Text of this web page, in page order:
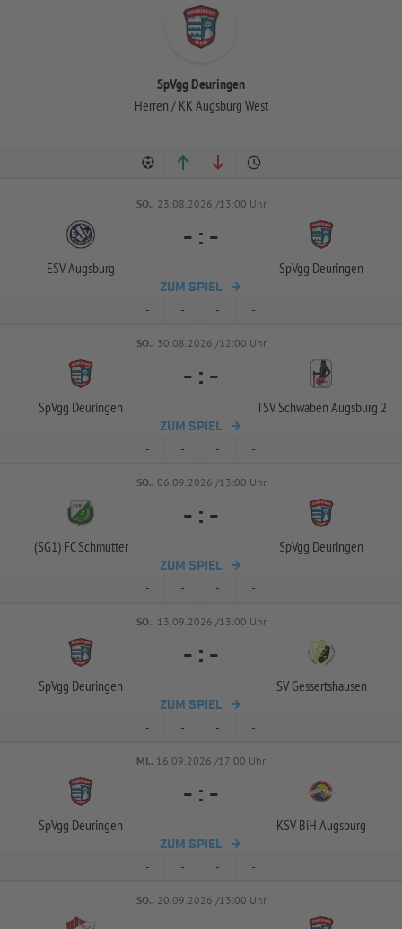
SpVgg Deuringen
Herren / KK Augsburg West
SO.. 23.08.2026 /13:00 Uhr
ESV Augsburg
- : -
SpVgg Deuringen
ZUM SPIEL
- - - -
SO.. 30.08.2026 /12:00 Uhr
SpVgg Deuringen
- : -
TSV Schwaben Augsburg 2
ZUM SPIEL
- - - -
SO.. 06.09.2026 /13:00 Uhr
(SG1) FC Schmutter
- : -
SpVgg Deuringen
ZUM SPIEL
- - - -
SO.. 13.09.2026 /13:00 Uhr
SpVgg Deuringen
- : -
SV Gessertshausen
ZUM SPIEL
- - - -
MI.. 16.09.2026 /17:00 Uhr
SpVgg Deuringen
- : -
KSV BiH Augsburg
ZUM SPIEL
- - - -
SO.. 20.09.2026 /13:00 Uhr